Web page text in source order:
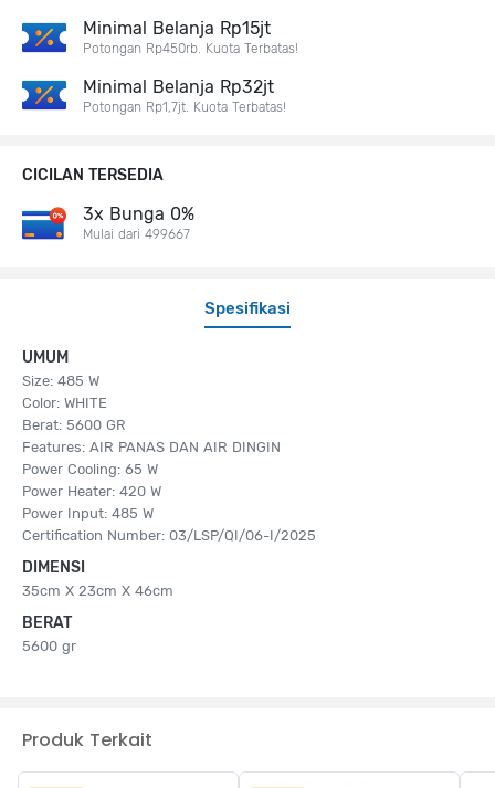
Spesifikasi
UMUM
Size: 485 W
Color: WHITE
Berat: 5600 GR
Features: AIR PANAS DAN AIR DINGIN
Power Cooling: 65 W
Power Heater: 420 W
Power Input: 485 W
Certification Number: 03/LSP/QI/06-I/2025
DIMENSI
35cm X 23cm X 46cm
BERAT
5600 gr
Minimal Belanja Rp15jt
Potongan Rp450rb. Kuota Terbatas!
Minimal Belanja Rp32jt
Potongan Rp1,7jt. Kuota Terbatas!
CICILAN TERSEDIA
3x Bunga 0%
Mulai dari 499667
Produk Terkait